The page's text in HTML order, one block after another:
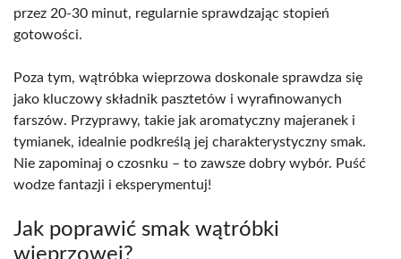
przez 20-30 minut, regularnie sprawdzając stopień
gotowości.
Poza tym, wątróbka wieprzowa doskonale sprawdza się
jako kluczowy składnik pasztetów i wyrafinowanych
farszów. Przyprawy, takie jak aromatyczny majeranek i
tymianek, idealnie podkreślą jej charakterystyczny smak.
Nie zapominaj o czosnku – to zawsze dobry wybór. Puść
wodze fantazji i eksperymentuj!
Jak poprawić smak wątróbki
wieprzowej?